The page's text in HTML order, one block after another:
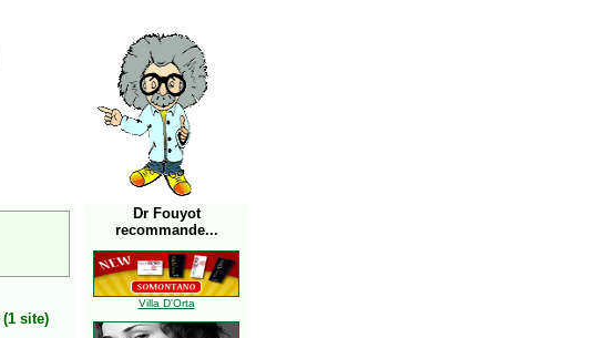
(1 site)
Dr Fouyot
recommande...
Villa D'Orta